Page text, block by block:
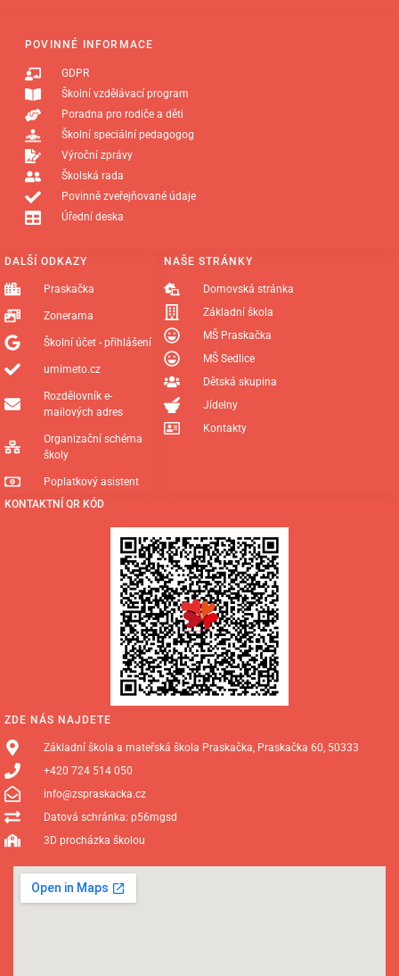
ZDE NÁS NAJDETE
Základní škola a mateřská škola Praskačka, Praskačka 60, 50333
+420 724 514 050
info@zspraskacka.cz
Datová schránka: p56mgsd
3D procházka školou
KONTAKTNÍ QR KÓD
NAŠE STRÁNKY
Domovská stránka
Základní škola
MŠ Praskačka
MŠ Sedlice
Dětská skupina
Jídelny
Kontakty
DALŠÍ ODKAZY
Praskačka
Zonerama
Školní účet - přihlášení
umimeto.cz
Rozdělovník e-
mailových adres
Organizační schéma
školy
Poplatkový asistent
POVINNÉ INFORMACE
GDPR
Školní vzdělávací program
Poradna pro rodiče a děti
Školní speciální pedagogog
Výroční zprávy
Školská rada
Povinně zveřejňované údaje
Úřední deska